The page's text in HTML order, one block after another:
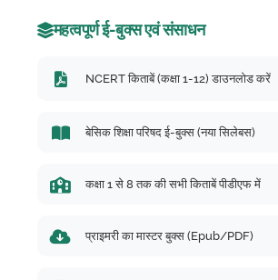
महत्वपूर्ण ई-बुक्स एवं संसाधन
NCERT किताबें (कक्षा 1-12) डाउनलोड करें
बेसिक शिक्षा परिषद ई-बुक्स (नया सिलेबस)
कक्षा 1 से 8 तक की सभी किताबें पीडीएफ में
प्राइमरी का मास्टर बुक्स (Epub/PDF)